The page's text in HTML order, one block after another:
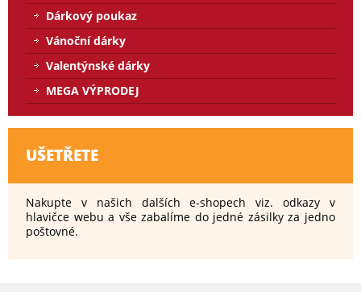
Dárkový poukaz
Vánoční dárky
Valentýnské dárky
MEGA VÝPRODEJ
UŠETŘETE
Nakupte v našich dalších e-shopech viz. odkazy v
hlavičce webu a vše zabalíme do jedné zásilky za jedno
poštovné.